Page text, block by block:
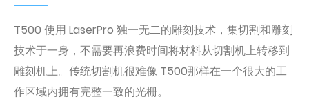
T500 使用 LaserPro 独一无二的雕刻技术，集切割和雕刻
技术于一身，不需要再浪费时间将材料从切割机上转移到
雕刻机上。传统切割机很难像 T500那样在一个很大的工
作区域内拥有完整一致的光栅。